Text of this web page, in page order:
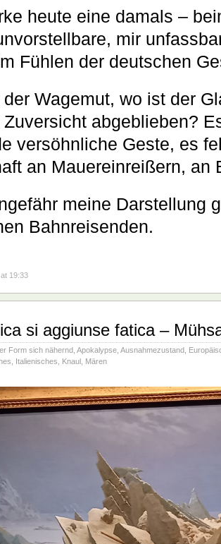
heute eine damals –
mir
Fühlen der deutschen
Wagemut, wo ist der
abgeblieben?
versöhnliche Geste, es
an Mauereinreißern, an
meine Darstellung
Bahnreisenden.
at 19:33
si aggiunse fatica –
Form sich nähernd Apokalypse Ausnahmezustand
Italienisches Knaul Mären